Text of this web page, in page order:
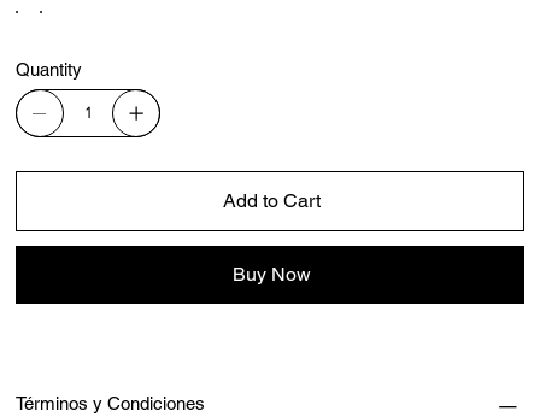
Quantity
Add to Cart
Buy Now
Términos y Condiciones